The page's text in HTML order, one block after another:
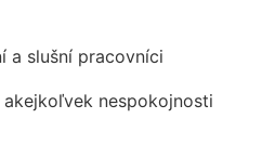
a slušní pracovníci
nespokojnosti